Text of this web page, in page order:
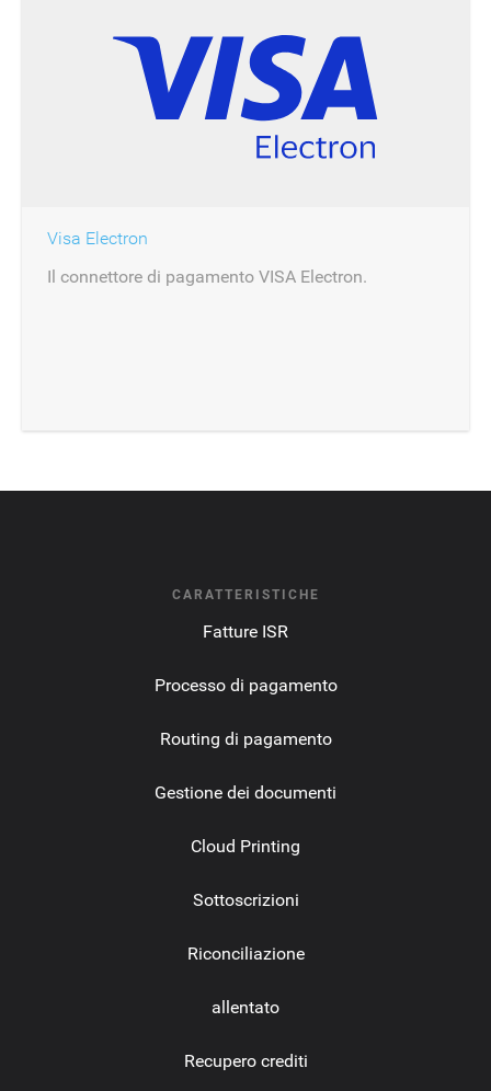
Visa Electron
Il connettore di pagamento VISA Electron.
CARATTERISTICHE
Fatture ISR
Processo di pagamento
Routing di pagamento
Gestione dei documenti
Cloud Printing
Sottoscrizioni
Riconciliazione
allentato
Recupero crediti